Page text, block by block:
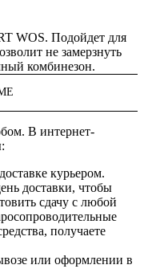
WOS. Подойдет для
не замерзнуть
комбинезон.
В интернет-
курьером.
доставки, чтобы
сдачу с любой
получаете
или оформлении в